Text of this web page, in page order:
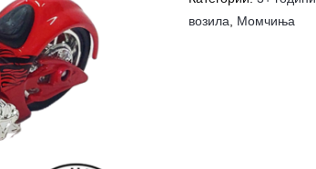
возила, Момчиња